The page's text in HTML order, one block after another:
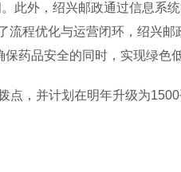
此外，绍兴邮政通过信息系
程优化与运营闭环，绍兴邮
药品安全的同时，实现绿色
，并计划在明年升级为1500